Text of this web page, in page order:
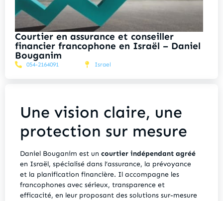
Courtier en assurance et conseiller
financier francophone en Israël – Daniel
Bouganim
054-2164091 Israel
Une vision claire, une
protection sur mesure
Daniel Bouganim est un courtier indépendant agréé
en Israël, spécialisé dans l’assurance, la prévoyance
et la planification financière. Il accompagne les
francophones avec sérieux, transparence et
efficacité, en leur proposant des solutions sur-mesure